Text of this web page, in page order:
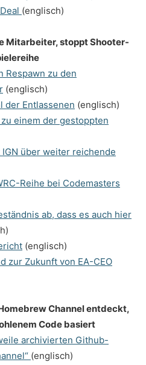
(englisch)
Mitarbeiter, stoppt Shooter-
Respawn zu den
(englisch)
der Entlassenen (englisch)
einem der gestoppten
über weiter reichende
Reihe bei Codemasters
ab, dass es auch hier
(englisch)
zur Zukunft von EA-CEO
Channel entdeckt,
Code basiert
archivierten Github-
(englisch)